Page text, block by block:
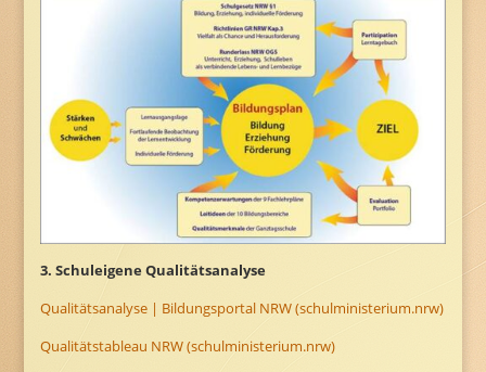
3. Schuleigene Qualitätsanalyse
Qualitätsanalyse | Bildungsportal NRW (schulministerium.nrw)
Qualitätstableau NRW (schulministerium.nrw)